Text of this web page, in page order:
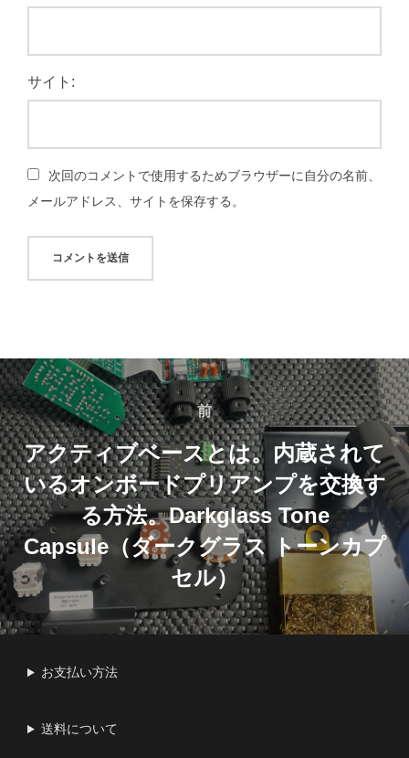
サイト:
次回のコメントで使用するためブラウザーに自分の名前、
メールアドレス、サイトを保存する。
投
稿
ナ
ビ
ゲ
ー
シ
ョ
前
前
アクティブベースとは。内蔵されて
いるオンボードプリアンプを交換す
る方法。Darkglass Tone
Capsule（ダークグラス トーンカプ
セル）
お支払い方法
送料について